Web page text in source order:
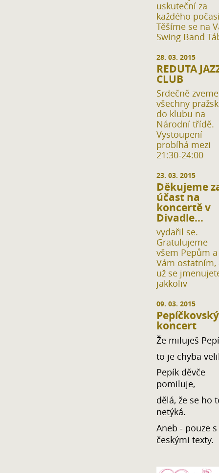
uskuteční za
každého
Těšíme se na
Swing Band
28. 03. 2015
REDUTA
CLUB
Srdečně zveme
všechny
do klubu na
Národní třídě.
Vystoupení
probíhá mezi
21:30-24:00
23. 03. 2015
Děkujeme
účast na
koncertě v
Divadle...
vydařil se.
Gratulujeme
všem Pepům
Vám ostatním,
už se
jakkoliv
09. 03. 2015
Pepíčkovský
koncert
Že miluješ
to je chyba
Pepík děvče
pomiluje,
dělá, že se ho
netýká.
Aneb - pouze s
českými texty.